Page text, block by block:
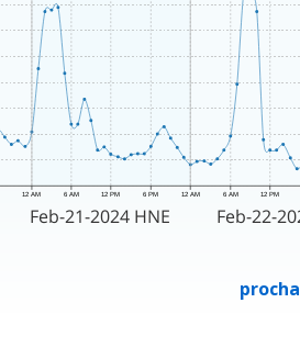
12 AM 6 AM 12 PM 6 PM 12 AM 6 AM 12 PM
Feb-21-2024 HNE Feb-22-